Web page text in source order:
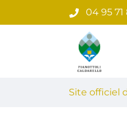
au
04 95
Site
Site officiel